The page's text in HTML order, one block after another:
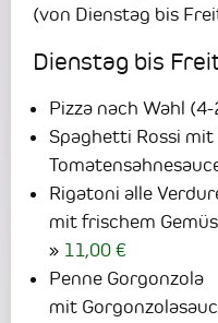
(von Dienstag bis
Dienstag bis
Pizza nach Wahl
Spaghetti Rossi
Rigatoni alle
mit frischem
11,00 €
Penne Gorgonzola
mit